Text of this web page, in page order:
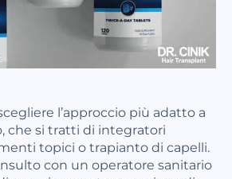
l’approccio più adatto a
che si tratti di integratori
topici o trapianto di capelli.
con un operatore sanitario